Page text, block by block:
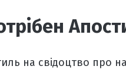
на свідоцтво про